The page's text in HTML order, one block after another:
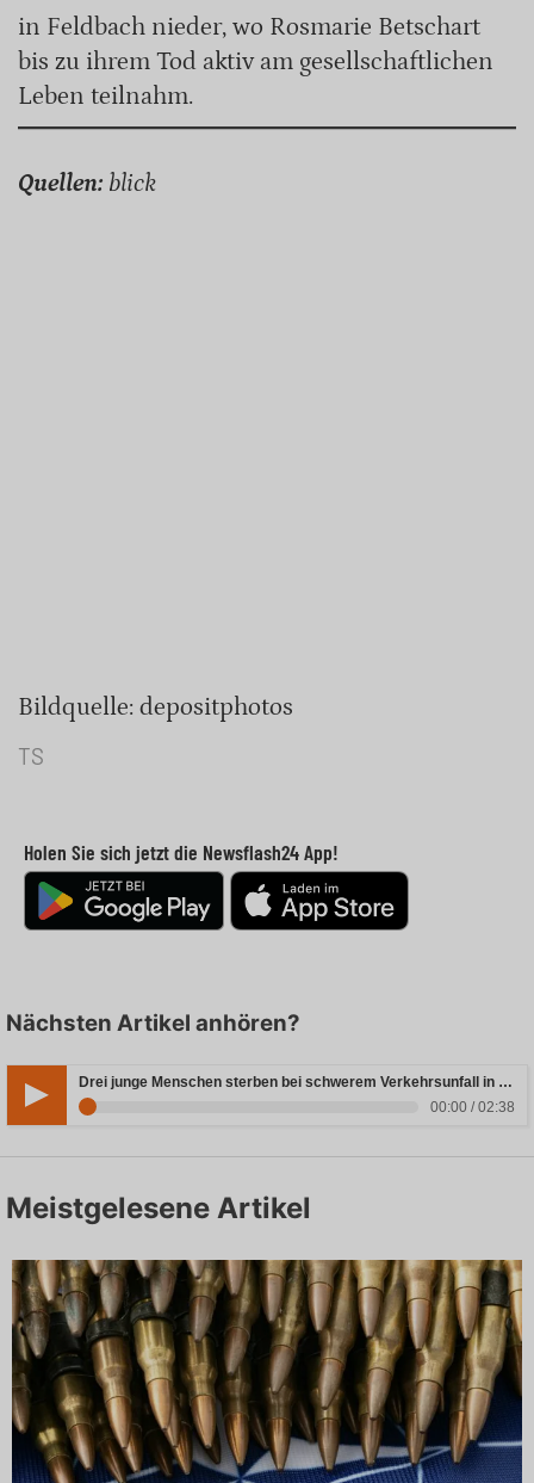
in Feldbach nieder, wo Rosmarie Betschart
bis zu ihrem Tod aktiv am gesellschaftlichen
Leben teilnahm.
Quellen: blick
Bildquelle: depositphotos
TS
Holen Sie sich jetzt die Newsflash24 App!
Nächsten Artikel anhören?
Drei junge Menschen sterben bei schwerem Verkehrsunfall in Rheinland-Pfalz
00:00 / 02:38
Meistgelesene Artikel